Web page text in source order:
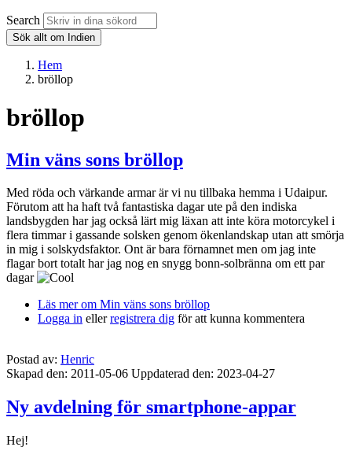
Search
Sök allt om Indien
Hem
bröllop
bröllop
Min väns sons bröllop
Med röda och värkande armar är vi nu tillbaka hemma i Udaipur.
Förutom att ha haft två fantastiska dagar ute på den indiska
landsbygden har jag också lärt mig läxan att inte köra motorcykel i
flera timmar i gassande solsken genom ökenlandskap utan att smörja
in mig i solskydsfaktor. Ont är bara förnamnet men om jag inte
flagar bort totalt har jag nog en snygg bonn-solbränna om ett par
dagar
Läs merom Min väns sons bröllop
Logga in ellerregistrera dig för att kunna kommentera
Postad av: Henric
Skapad den: 2011-05-06 Uppdaterad den: 2023-04-27
Ny avdelning för smartphone-appar
Hej!